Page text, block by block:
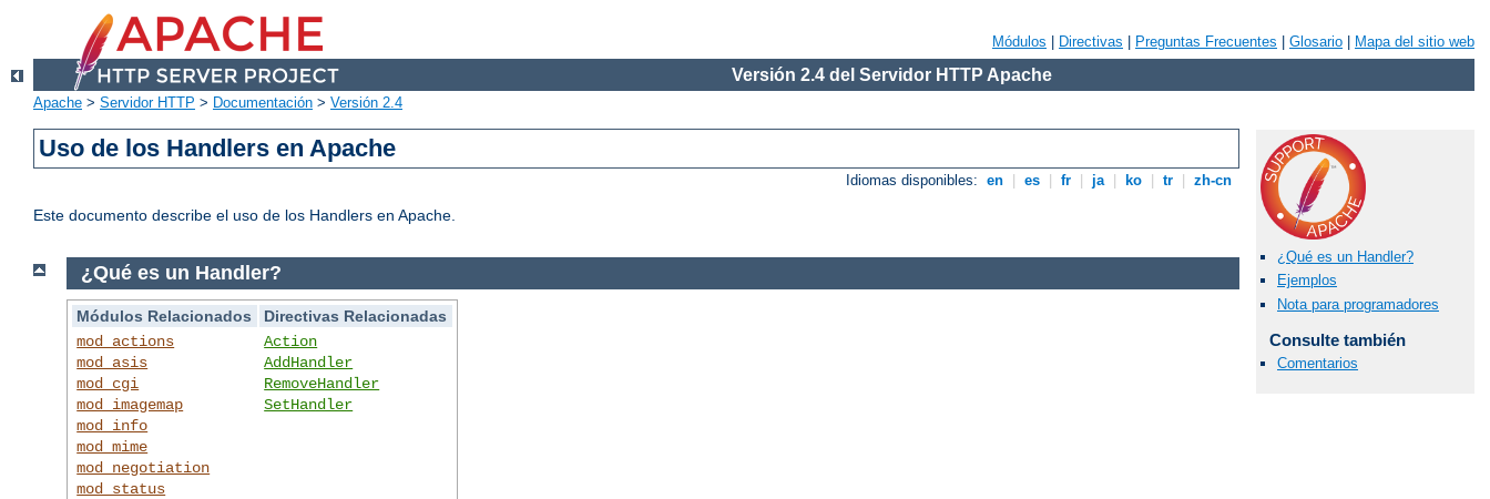
Módulos Directivas Preguntas Frecuentes Glosario Mapa del sitio web
Versión 2.4 del Servidor HTTP Apache
Apache > Servidor HTTP > Documentación > Versión 2.4
Uso de los Handlers en Apache
Idiomas disponibles: en es fr ja ko tr zh-cn
Este documento describe el uso de los Handlers en Apache.
¿Qué es un Handler?
Ejemplos
Nota para programadores
Consulte también
Comentarios
¿Qué es un Handler?
Módulos Relacionados
Directivas Relacionadas
mod_actions
mod_asis
mod_cgi
mod_imagemap
mod_info
mod_mime
mod_negotiation
mod_status
Action
AddHandler
RemoveHandler
SetHandler